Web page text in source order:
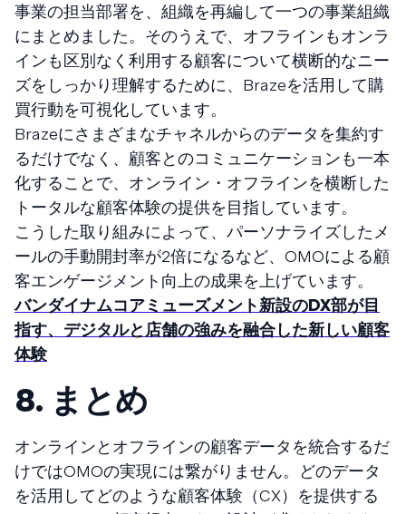
事業の担当部署を、組織を再編して一つの事業組織
にまとめました。そのうえで、オフラインもオンラ
インも区別なく利用する顧客について横断的なニー
ズをしっかり理解するために、Brazeを活用して購
買行動を可視化しています。
Brazeにさまざまなチャネルからのデータを集約す
るだけでなく、顧客とのコミュニケーションも一本
化することで、オンライン・オフラインを横断した
トータルな顧客体験の提供を目指しています。
こうした取り組みによって、パーソナライズしたメ
ールの手動開封率が2倍になるなど、OMOによる顧
客エンゲージメント向上の成果を上げています。
バンダイナムコアミューズメント新設のDX部が目
指す、デジタルと店舗の強みを融合した新しい顧客
体験
8. まとめ
オンラインとオフラインの顧客データを統合するだ
けではOMOの実現には繋がりません。どのデータ
を活用してどのような顧客体験（CX）を提供する